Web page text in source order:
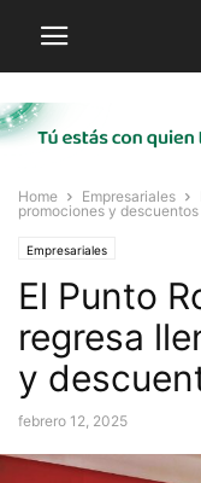
Home Empresariales
promociones y descuentos
Empresariales
El Punto
regresa
y
febrero 12, 2025